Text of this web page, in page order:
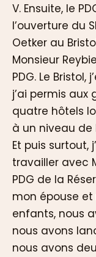
V. Ensuite, le
l’ouverture du
Oetker au
Monsieur
PDG. Le Bristol,
j’ai permis aux
quatre hôtels
à un niveau
Et puis surtout,
travailler avec
PDG de la
mon épouse et
enfants, nous
nous avons
nous avons